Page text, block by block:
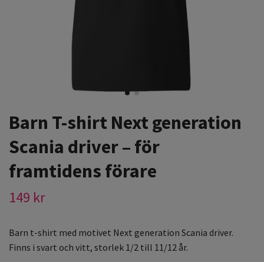
Barn T-shirt Next generation
Scania driver – för
framtidens förare
149 kr
Barn t-shirt med motivet Next generation Scania driver.
Finns i svart och vitt, storlek 1/2 till 11/12 år.